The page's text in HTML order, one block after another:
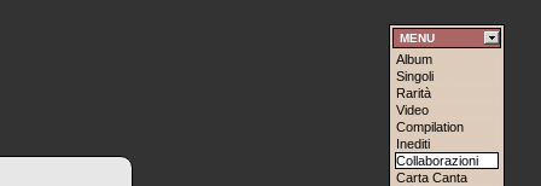
MENU
Album
Singoli
Rarità
Video
Compilation
Inediti
Collaborazioni
Carta Canta